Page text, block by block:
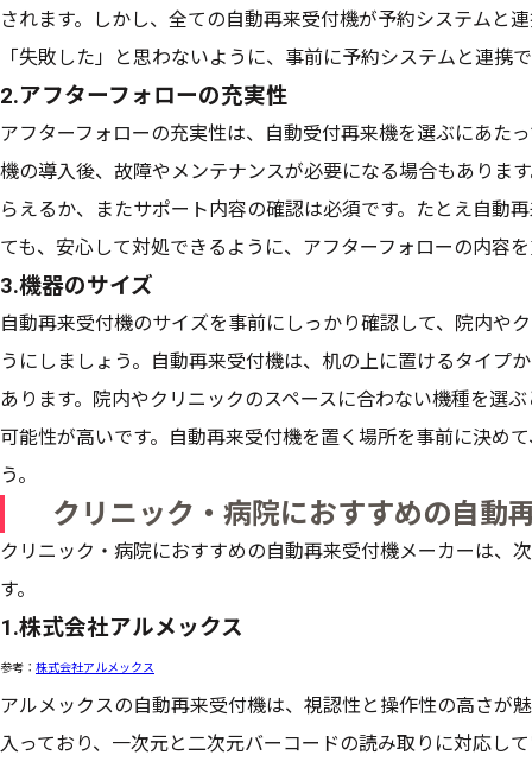
されます。しかし、全ての自動再来受付機が予約システムと
「失敗した」と思わないように、事前に予約システムと連携
2.アフターフォローの充実性
アフターフォローの充実性は、自動受付再来機を選ぶにあた
機の導入後、故障やメンテナンスが必要になる場合もありま
らえるか、またサポート内容の確認は必須です。たとえ自動
ても、安心して対処できるように、アフターフォローの内容
3.機器のサイズ
自動再来受付機のサイズを事前にしっかり確認して、院内や
うにしましょう。自動再来受付機は、机の上に置けるタイプ
あります。院内やクリニックのスペースに合わない機種を選
可能性が高いです。自動再来受付機を置く場所を事前に決め
う。
クリニック・病院におすすめの自動
クリニック・病院におすすめの自動再来受付機メーカーは、
す。
1.株式会社アルメックス
参考： 株式会社アルメックス
アルメックスの自動再来受付機は、視認性と操作性の高さが
入っており、一次元と二次元バーコードの読み取りに対応し